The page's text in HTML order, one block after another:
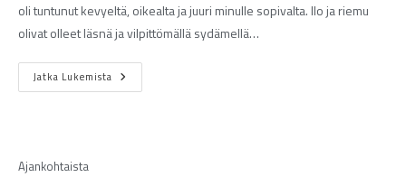
oli tuntunut kevyeltä, oikealta ja juuri minulle sopivalta. Ilo ja riemu
olivat olleet läsnä ja vilpittömällä sydämellä…
Jatka Lukemista
Ajankohtaista